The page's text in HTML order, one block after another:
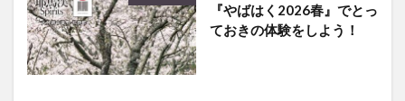
『やばはく2026春』でとっ
ておきの体験をしよう！